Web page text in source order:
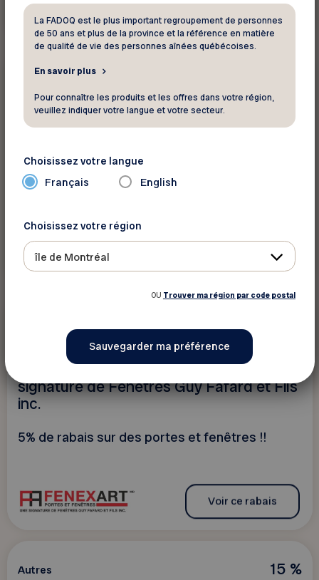
Eros et compagnie
Profitez de rabais sur la boutique en ligne
Voir ce rabais
FENEXART portes et fenêtres, une
signature de Fenêtres Guy Fafard et Fils
inc.
5% de rabais sur des portes et fenêtres !!
Voir ce rabais
15 %
Autres
La FADOQ est le plus important regroupement de personnes
de 50 ans et plus de la province et la référence en matière
de qualité de vie des personnes aînées québécoises.
En savoir plus
Pour connaître les produits et les offres dans votre région,
veuillez indiquer votre langue et votre secteur.
Choisissez votre langue
Français English
Choisissez votre région
île de Montréal
OU Trouver ma région par code postal